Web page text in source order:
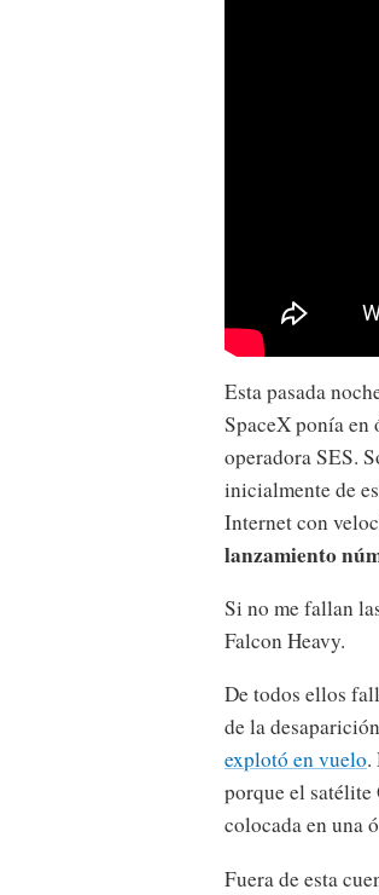
Esta pasada
SpaceX ponía en
operadora SES.
inicialmente de
Internet con
lanzamiento
Si no me fallan
Falcon Heavy.
De todos ellos
de la
explotó en vuelo.
porque el satélite
colocada en una
Fuera de esta